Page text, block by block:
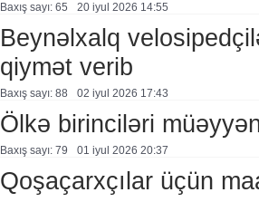
Baxış sayı: 65 20 i̇yul 2026 14:55
Beynəlxalq
qiymət verib
Baxış sayı: 88 02 i̇yul 2026 17:43
Ölkə birinciləri
Baxış sayı: 79 01 i̇yul 2026 20:37
Qoşaçarxçılar üçün